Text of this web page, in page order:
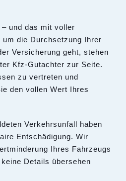
und das mit voller
um die Durchsetzung Ihrer
Versicherung geht, stehen
Kfz-Gutachter zur Seite.
zu vertreten und
den vollen Wert Ihres
Verkehrsunfall haben
Entschädigung. Wir
Ihres Fahrzeugs
Details übersehen